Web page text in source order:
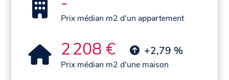
Prix médian m2 d'un appartement
2 208 € +2,79 %
Prix médian m2 d'une maison